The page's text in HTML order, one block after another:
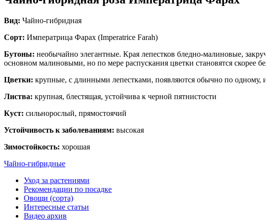
Вид: Чайно-гибридная
Сорт: Императрица Фарах (Imperatrice Farah)
Бутоны: необычайно элегантные. Края лепестков бледно-малиновые,
основном малиновыми, но по мере распускания цветки становятся скорее
Цветки: крупные, с длинными лепестками, появляются обычно по одному,
Листва: крупная, блестящая, устойчива к черной пятнистости
Куст: сильнорослый, прямостоячий
Устойчивость к заболеваниям: высокая
Зимостойкость: хорошая
Чайно-гибридные
Уход за растениями
Рекомендации по посадке
Овощи (сорта)
Интересные статьи
Видео архив